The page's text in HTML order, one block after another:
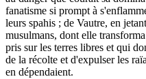
fanatisme si prompt à
leurs spahis ; de Vautre, en
musulmans, dont elle
pris sur les terres libres et qui
de la récolte et d'expulser les
en dépendaient.